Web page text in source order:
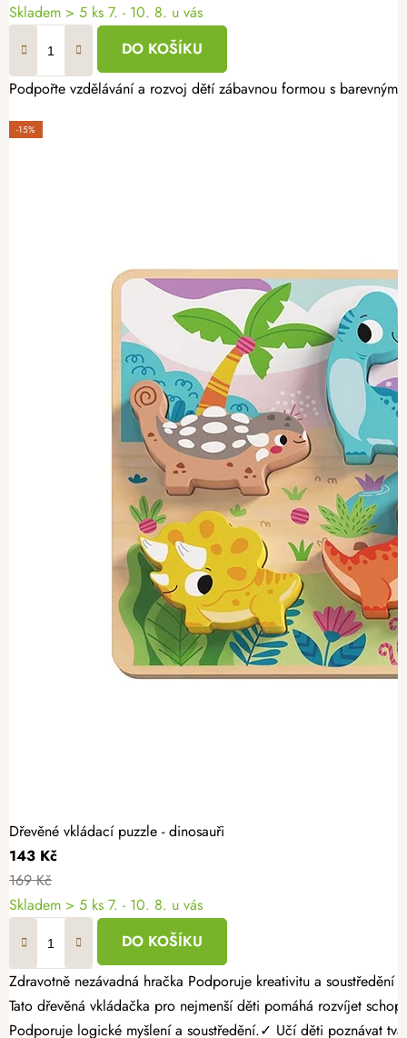
Skladem > 5 ks 7. - 10. 8. u vás
DO KOŠÍKU
Podpořte vzdělávání a rozvoj dětí zábavnou formou s
-15%
Dřevěné vkládací puzzle - dinosauři
143 Kč
169 Kč
Skladem > 5 ks 7. - 10. 8. u vás
DO KOŠÍKU
Zdravotně nezávadná hračka Podporuje kreativitu a soustředění Bez ostrých hran a třísek Vydejte se s dětmi do světa dinosaurů pomocí krásného dřevěného vkládacího puzzle, které spojuje zábavu s učením.
Tato dřevěná vkládačka pro nejmenší děti pomáhá rozvíjet schopnost samostatně řešit jednoduché úkoly. Proč vybrat
Podporuje logické myšlení a soustředění.✓ Učí děti poznávat